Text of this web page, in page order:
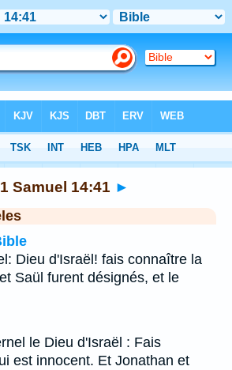
1 Samuel 14:41 ►
Dieu d'Israël! fais connaître la
Saül furent désignés, et le
le Dieu d'Israël : Fais
est innocent. Et Jonathan et